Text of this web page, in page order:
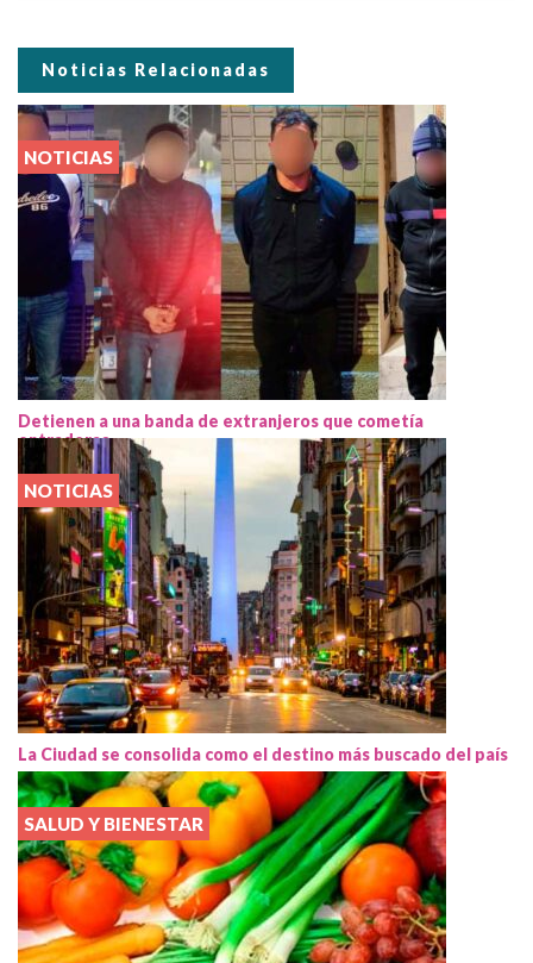
Noticias Relacionadas
NOTICIAS
Detienen a una banda de extranjeros que cometía
entraderas
NOTICIAS
La Ciudad se consolida como el destino más buscado del país
SALUD Y BIENESTAR